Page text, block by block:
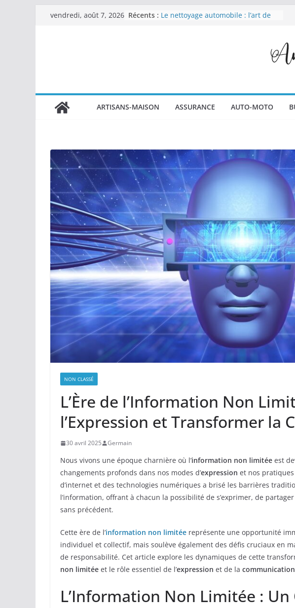
Passervendredi, août 7, 2026 Récents : essentiel du développement
Comment la chapelure
personnalisée transforme les
ARTISANS-MAISON ASSURANCE AUTO-MOTO
NON CLASSÉ
L’Ère de l’Information Non
l’Expression et Transformer la
30 avril 2025 Germain
Nous vivons une époque charnière où l’information non limitée est
changements profonds dans nos modes d’expression et nos
d’internet et des technologies numériques a brisé les barrières
l’information, offrant à chacun la possibilité de s’exprimer, de
sans précédent.
Cette ère de l’information non limitée représente une opportunité
individuel et collectif, mais soulève également des défis cruciaux en
de responsabilité. Cet article explore les dynamiques de cette
non limitée et le rôle essentiel de l’expression et de la communication
L’Information Non Limitée : Un